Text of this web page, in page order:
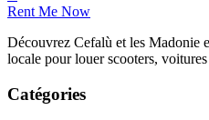
Rent Me Now
Découvrez Cefalù et les Madonie
locale pour louer scooters,
Catégories